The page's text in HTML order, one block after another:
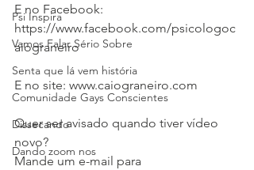
Psi Inspira
Vamos Falar Sério Sobre
Senta que lá vem história
Comunidade Gays Conscientes
Dissecando
Dando zoom nos
E no Facebook:
https://www.facebook.com/psicologoc
aiograneiro
E no site: www.caiograneiro.com
Quer ser avisado quando tiver vídeo
novo?
Mande um e-mail para